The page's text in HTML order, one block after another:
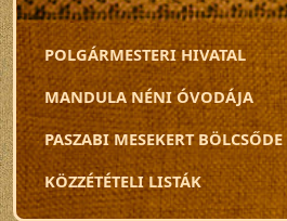
POLGÁRMESTERI HIVATAL
MANDULA NÉNI ÓVODÁJA
PASZABI MESEKERT BÖLCSŐDE
KÖZZÉTÉTELI LISTÁK